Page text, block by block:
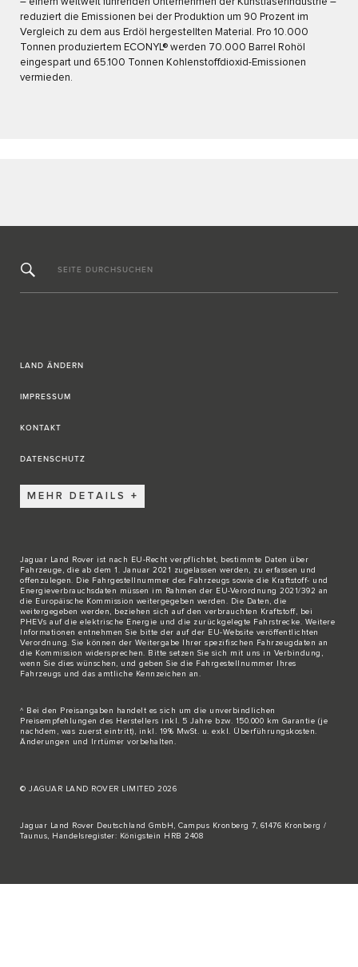
reduziert die Emissionen bei der Produktion um 90 Prozent im
Vergleich zu dem aus Erdöl hergestellten Material. Pro 10.000
Tonnen produziertem ECONYL® werden 70.000 Barrel Rohöl
eingespart und 65.100 Tonnen Kohlenstoffdioxid-Emissionen
vermieden.
SEITE DURCHSUCHEN
LAND ÄNDERN
IMPRESSUM
KONTAKT
DATENSCHUTZ
MEHR DETAILS
Jaguar Land Rover ist nach EU-Recht verpflichtet, bestimmte Daten über
Fahrzeuge, die ab dem 1. Januar 2021 zugelassen werden, zu erfassen und
offenzulegen. Die Fahrgestellnummer des Fahrzeugs sowie die Kraftstoff- und
Energieverbrauchsdaten müssen im Rahmen der EU-Verordnung 2021/392 an
die Europäische Kommission weitergegeben werden. Die Daten, die
weitergegeben werden, beziehen sich auf den verbrauchten Kraftstoff, bei
PHEVs auf die elektrische Energie und die zurückgelegte Fahrstrecke. Weitere
Informationen entnehmen Sie bitte der auf der EU-Website veröffentlichten
Verordnung. Sie können der Weitergabe Ihrer spezifischen Fahrzeugdaten an
die Kommission widersprechen. Bitte setzen Sie sich mit uns in Verbindung
wenn Sie dies wünschen, und geben Sie die Fahrgestellnummer Ihres
Fahrzeugs und das amtliche Kennzeichen an.
^ Bei den Preisangaben handelt es sich um die unverbindlichen
Preisempfehlungen des Herstellers inkl. 5 Jahre bzw. 150.000 km Garantie (je
nachdem, was zuerst eintritt), inkl. 19% MwSt. u. exkl. Überführungskosten.
Änderungen und Irrtümer vorbehalten.
© JAGUAR LAND ROVER LIMITED 2026
Jaguar Land Rover Deutschland GmbH, Campus Kronberg 7, 61476 Kronberg /
Taunus, Handelsregister: Königstein HRB 2408